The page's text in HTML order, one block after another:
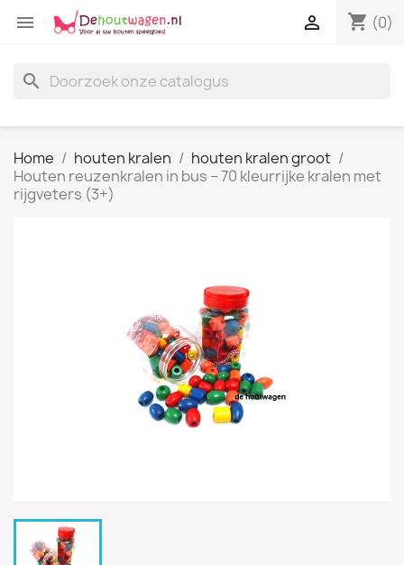
 shopping_cart (0)

search
Home houten kralen
houten kralen groot
Houten reuzenkralen in bus – 70 kleurrijke kralen met
rijgveters (3+)